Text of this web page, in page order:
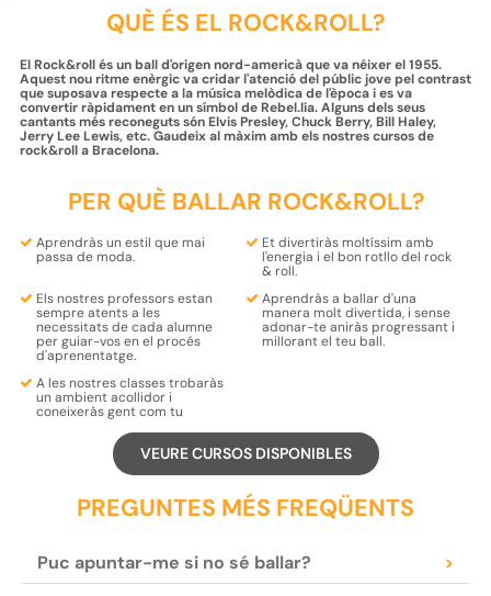
QUÈ ÉS EL ROCK&ROLL?
El Rock&roll és un ball d'origen nord-americà que va néixer el 1955.
Aquest nou ritme enèrgic va cridar l'atenció del públic jove pel contrast
que suposava respecte a la música melòdica de l'època i es va
convertir ràpidament en un símbol de Rebel.lia. Alguns dels seus
cantants més reconeguts són Elvis Presley, Chuck Berry, Bill Haley,
Jerry Lee Lewis, etc. Gaudeix al màxim amb els nostres cursos de
rock&roll a Bracelona.
PER QUÈ BALLAR ROCK&ROLL?
Aprendràs unestil que mai
passa demoda.
Et divertiràs moltíssim amb
l'energia i el bon rotllodel rock
& roll.
Els nostresprofessorsestan
sempreatentsa les
necessitats de cada alumne
perguiar-vos en el procés
d'aprenentatge.
Aprendràs a ballar d'una
manera molt divertida, i sense
adonar-te aniràs progressant i
millorant el teu ball.
A les nostres classes trobaràs
unambient acollidor i
coneixeràs gent com tu
VEURE CURSOS DISPONIBLES
PREGUNTES MÉS FREQÜENTS
Puc apuntar-me si no sé ballar? >